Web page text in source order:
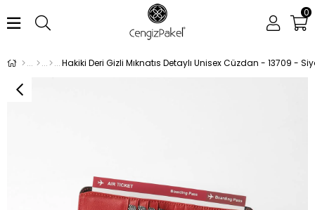
0
Hakiki Deri Gizli Mıknatıs Detaylı Unisex Cüzdan - 13709 -